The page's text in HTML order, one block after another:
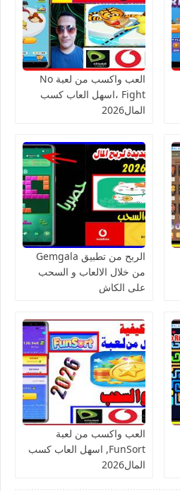
العب واكسب من لعبة No
Fight ،اسهل العاب كسب
المال2026
الربح من تطبيق Gemgala
من خلال الالعاب و السحب
على الكاش
العب واكسب من لعبة
FunSort, اسهل العاب كسب
المال2026